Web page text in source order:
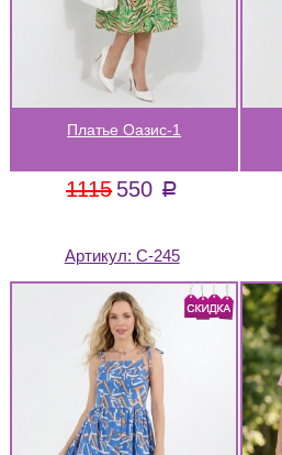
Платье Оазис-1
1115 550 a
Артикул: С-245